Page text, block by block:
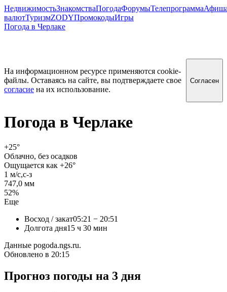
НедвижимостьЗнакомстваПогодаФорумыТелепрограмма
валютТуризмZODYПромокодыИгры
Погода в Черлаке
На информационном ресурсе применяются cookie-
файлы. Оставаясь на сайте, вы подтверждаете свое
согласие на их использование.
Согласен
Погода в Черлаке
+25°
Облачно, без осадков
Ощущается как +26°
1 м/c,с-з
747,0 мм
52%
Еще
Восход / закат05:21 − 20:51
Долгота дня15 ч 30 мин
Данные pogoda.ngs.ru.
Обновлено в 20:15
Прогноз погоды на 3 дня